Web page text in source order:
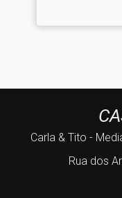
Carla & Tito -
Rua dos